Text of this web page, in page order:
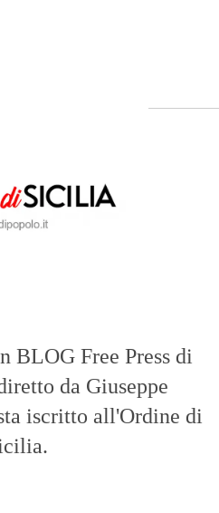
BLOG Free Press di
da Giuseppe
iscritto all'Ordine di